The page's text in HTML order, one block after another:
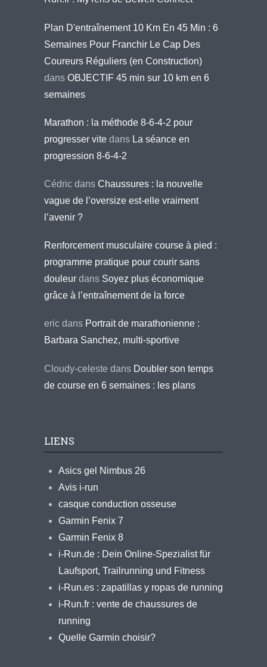
Plan D'entraînement 10 Km En 45 Min : 6
Semaines Pour Franchir Le Cap Des
Coureurs Réguliers (en Construction)
dans OBJECTIF 45 min sur 10 km en 6
semaines
Marathon : la méthode 8-6-4-2 pour
progresser vite dans La séance en
progression 8-6-4-2
Cédric dans Chaussures : la nouvelle
vague de l’oversize est-elle vraiment
l’avenir ?
Renforcement musculaire course à pied :
programme pratique pour courir sans
douleur dans Soyez plus économique
grâce à l’entraînement de la force
eric dans Portrait de marathonienne :
Barbara Sanchez, multi-sportive
Cloudy-celeste dans Doubler son temps
de course en 6 semaines : les plans
LIENS
Asics gel Nimbus 26
Avis i-run
casque conduction osseuse
Garmin Fenix 7
Garmin Fenix 8
i-Run.de : Dein Online-Spezialist für
Laufsport, Trailrunning und Fitness
i-Run.es : zapatillas y ropas de running
i-Run.fr : vente de chaussures de
running
Quelle Garmin choisir?